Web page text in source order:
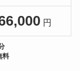
円
料